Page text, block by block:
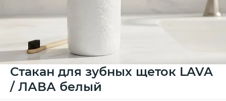
Стакан для зубных щеток LAVA
/ ЛАВА белый